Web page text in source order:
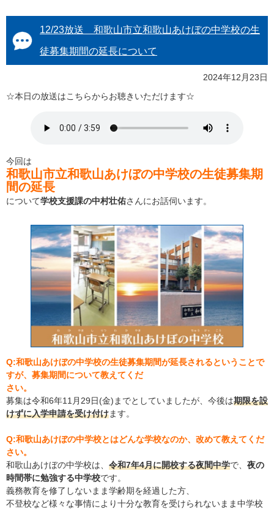
12/23放送 和歌山市立和歌山あけぼの中学校の生
徒募集期間の延長について
2024年12月23日
☆本日の放送はこちらからお聴きいただけます☆
今回は
和歌山市立和歌山あけぼの中学校の生徒募集期
間の延長
について学校支援課の中村壮佑さんにお話伺います。
Q:和歌山あけぼの中学校の生徒募集期間が延長されるということで
すが、募集期間について教えてくだ
さい。
募集は令和6年11月29日(金)までとしていましたが、今後は期限を設
けずに入学申請を受け付けます。
Q:和歌山あけぼの中学校とはどんな学校なのか、改めて教えてくだ
さい。
和歌山あけぼの中学校は、 令和7年4月に開校する夜間中学で、 夜の
時間帯に勉強する中学校です。
義務教育を修了しないまま学齢期を経過した方、
不登校など様々な事情により十分な教育を受けられないまま中学校